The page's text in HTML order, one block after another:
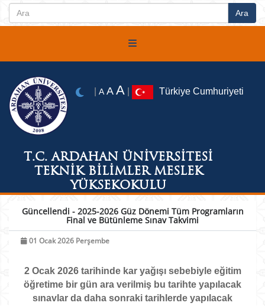
T.C. ARDAHAN ÜNİVERSİTESİ
TEKNİK BİLİMLER MESLEK
YÜKSEKOKULU
A A A Türkiye Cumhuriyeti
Güncellendi - 2025-2026 Güz Dönemi Tüm Programların
Final ve Bütünleme Sınav Takvimi
01 Ocak 2026 Perşembe
2 Ocak 2026 tarihinde kar yağışı sebebiyle eğitim
öğretime bir gün ara verilmiş bu tarihte yapılacak
sınavlar da daha sonraki tarihlerde yapılacak